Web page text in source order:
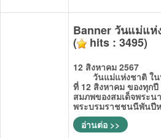
Banner วันแม่แห่
( hits : 3495)
12 สิงหาคม 2567
วันแม่แห่งชาติ ในป
ที่ 12 สิงหาคม ของทุก
สมภพของสมเด็จพระน
พระบรมราชชนนีพันปีห
อ่านต่อ >>